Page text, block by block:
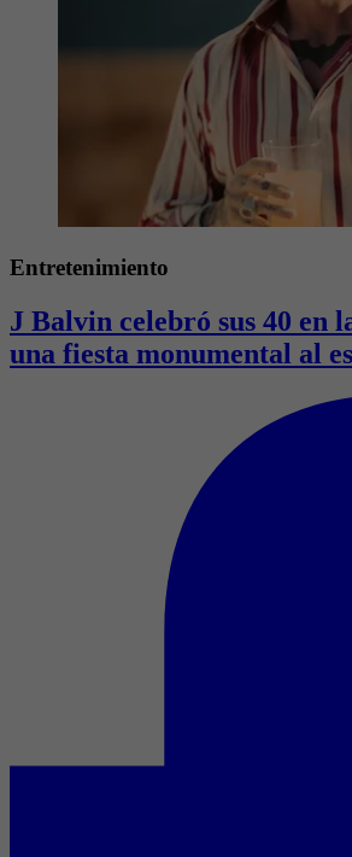
Entretenimiento
J Balvin celebró sus 40 en
una fiesta monumental al